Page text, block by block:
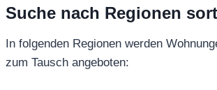
Suche nach Regionen
In folgenden Regionen werden
zum Tausch angeboten: